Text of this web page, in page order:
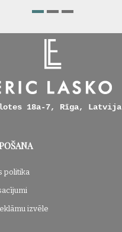
18a-7, Rīga, Latvija
politika
izvēle